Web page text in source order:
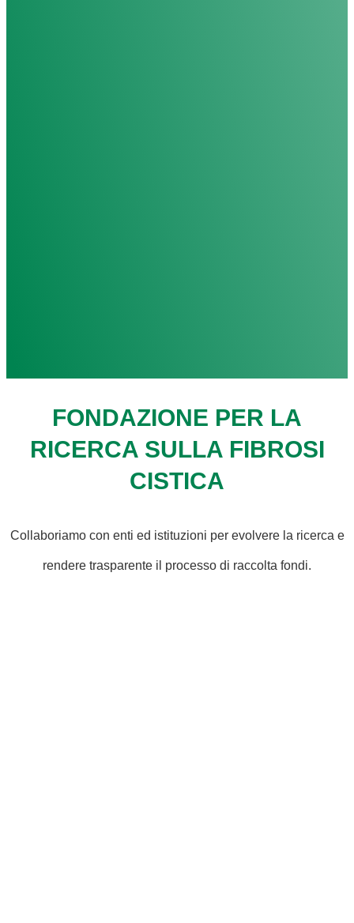
FONDAZIONE PER LA
RICERCA SULLA FIBROSI
CISTICA
Collaboriamo con enti ed istituzioni per evolvere la ricerca e
rendere trasparente il processo di raccolta fondi.